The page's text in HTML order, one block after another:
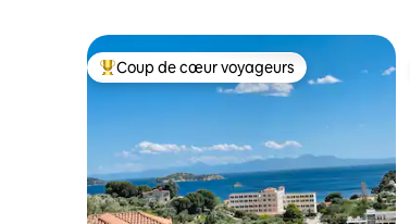
Coups de cœur voyageurs les plus
Coup de cœur voyageurs